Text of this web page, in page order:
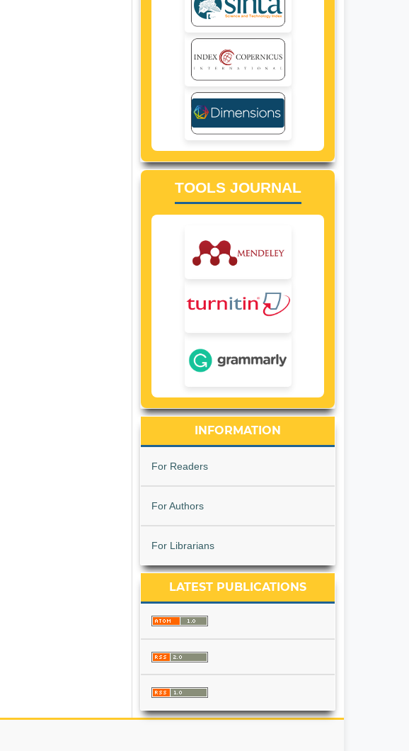
TOOLS JOURNAL
INFORMATION
For Readers
For Authors
For Librarians
LATEST PUBLICATIONS